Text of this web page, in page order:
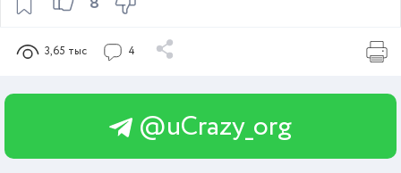
3,65 тыс 4
@uCrazy_org